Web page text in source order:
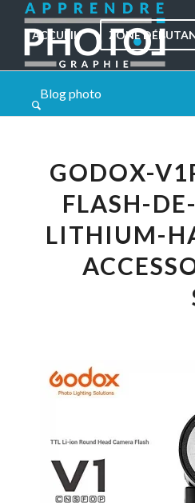
ACCUEIL ZONE
Blog photo
GODOX-
FLASH-
LITHIUM-